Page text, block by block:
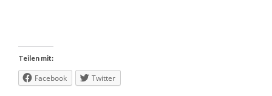
Teilen mit:
Facebook Twitter